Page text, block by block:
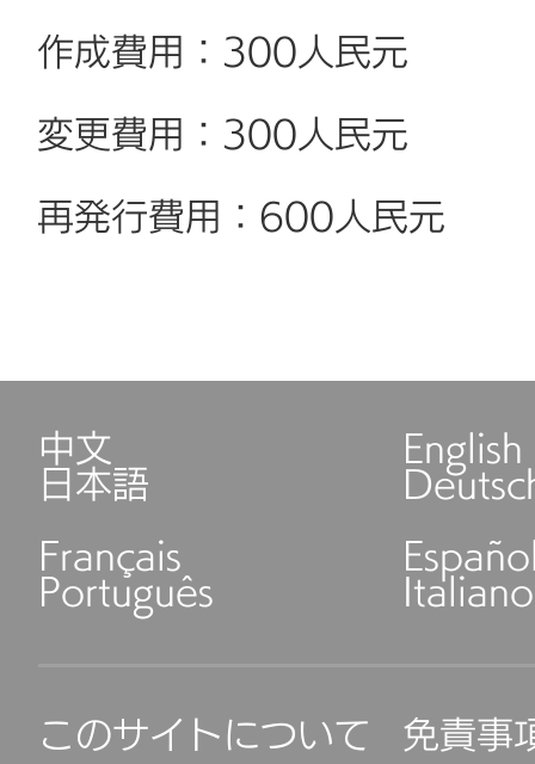
作成費用：300人民元
変更費用：300人民元
再発行費用：600人民元
中文 English
日本語
Français
Português Italiano
このサイトについて 免責事